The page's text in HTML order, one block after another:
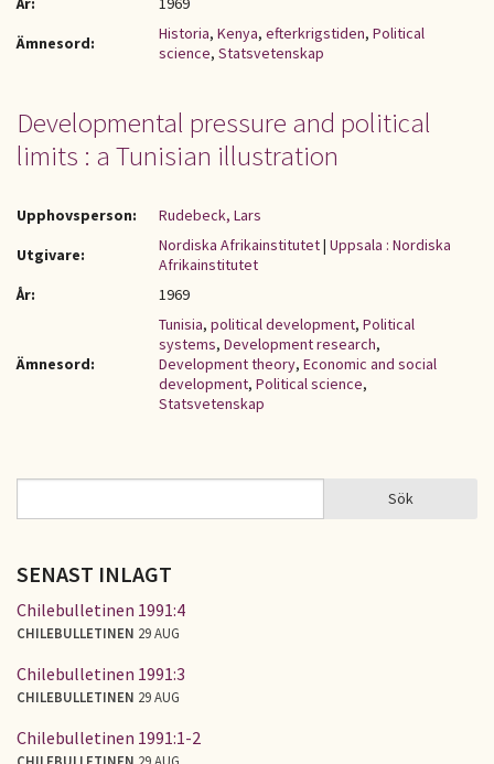
Ämnesord:
Historia, Kenya, efterkrigstiden, Political
science, Statsvetenskap
Developmental pressure and political
limits : a Tunisian illustration
Upphovsperson:
Rudebeck, Lars
Utgivare:
Nordiska Afrikainstitutet| Uppsala : Nordiska
Afrikainstitutet
År:
1969
Ämnesord:
Tunisia, political development, Political
systems, Development research,
Development theory, Economic and social
development, Political science,
Statsvetenskap
SÖKFORMULÄR Sök
SENAST INLAGT
Chilebulletinen 1991:4
CHILEBULLETINEN 29 AUG
Chilebulletinen 1991:3
CHILEBULLETINEN 29 AUG
Chilebulletinen 1991:1-2
CHILEBULLETINEN 29 AUG